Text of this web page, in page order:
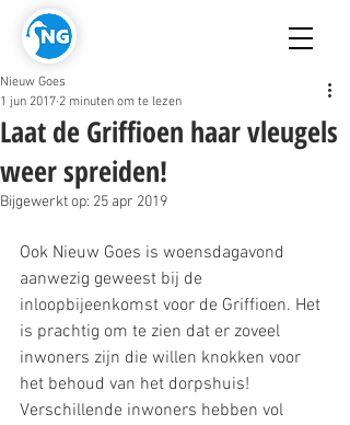
Laat de Griffioen haar vleugels
weer spreiden!
Nieuw Goes
1 jun 2017 2 minuten om te lezen
Bijgewerkt op: 25 apr 2019
Ook Nieuw Goes is woensdagavond
aanwezig geweest bij de
inloopbijeenkomst voor de Griffioen. Het
is prachtig om te zien dat er zoveel
inwoners zijn die willen knokken voor
het behoud van het dorpshuis!
Verschillende inwoners hebben vol